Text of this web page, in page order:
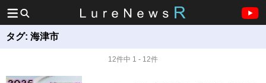
タグ: 海津市
12件中 1 - 12件